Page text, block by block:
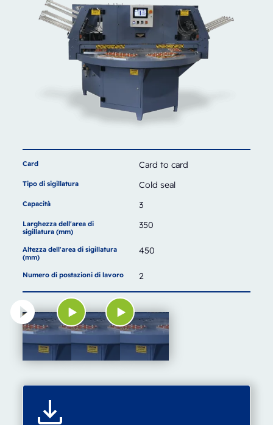
Card Card to card
Tipo di sigillatura Cold seal
Capacità 3
Larghezza dell'area di
sigillatura (mm)
350
Altezza dell'area di sigillatura
(mm)
450
Numero di postazioni di lavoro 2